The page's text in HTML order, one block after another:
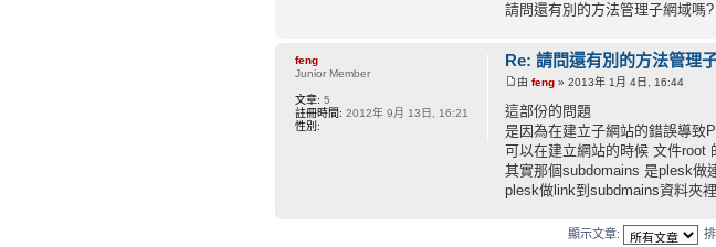
請問還有別的方法管理子網域嗎?
Re: 請問還有別的方法管理
由feng » 2013年 1月 4日, 16:44
這部份的問題
是因為在建立子網站的錯誤導致
可以在建立網站的時候 文件root
其實那個subdomains 是plesk做
plesk做link到subdmains資料夾
feng
Junior Member
文章: 5
註冊時間: 2012年 9月 13日, 16:21
性別:
顯示文章: